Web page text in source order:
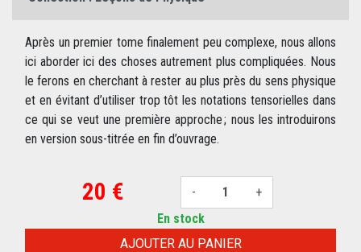
Après un premier tome finalement peu complexe, nous allons
ici aborder ici des choses autrement plus compliquées. Nous
le ferons en cherchant à rester au plus près du sens physique
et en évitant d’utiliser trop tôt les notations tensorielles dans
ce qui se veut une première approche ; nous les introduirons
en version sous-titrée en fin d’ouvrage.
20 € - +
AJOUTER AU PANIER
En stock